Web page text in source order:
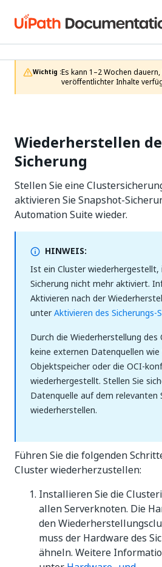
Wichtig :Es kann 1–2 Wochen
veröffentlichter Inhalte
Wiederherstellen
Sicherung
Stellen Sie eine
aktivieren Sie Snapshot-
Automation Suite wieder.
HINWEIS:
Ist ein Cluster wiederhergestellt,
Sicherung nicht mehr aktiviert.
Aktivieren nach der
unterAktivieren des Sicherungs-
Durch die Wiederherstellung des
keine externen Datenquellen wie
Objektspeicher oder die OCI-
wiederhergestellt. Stellen Sie
Datenquelle auf dem relevanten
wiederherstellen.
Führen Sie die folgenden
Cluster wiederherzustellen:
Installieren Sie die
allen Serverknoten. Die
den
muss der Hardware des
ähneln. Weitere